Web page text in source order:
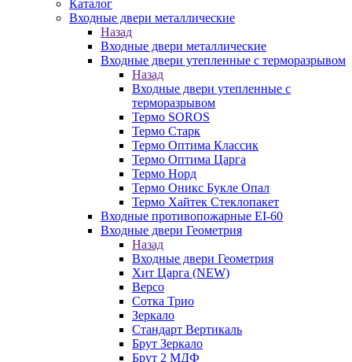
Каталог
Входные двери металлические
Назад
Входные двери металлические
Входные двери утепленные с терморазрывом
Назад
Входные двери утепленные с
терморазрывом
Термо SOROS
Термо Старк
Термо Оптима Классик
Термо Оптима Царга
Термо Норд
Термо Оникс Букле Опал
Термо Хайтек Стеклопакет
Входные противопожарные EI-60
Входные двери Геометрия
Назад
Входные двери Геометрия
Хит Царга (NEW)
Версо
Сотка Трио
Зеркало
Стандарт Вертикаль
Брут Зеркало
Брут 2 МДФ